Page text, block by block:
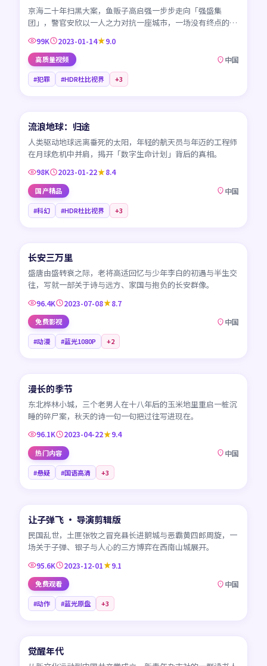
京海二十年扫黑大案，鱼贩子高启强一步步走向「强盛集
团」，警官安欣以一人之力对抗一座城市，一场没有终点的较
99K 2023-01-14 9.0
高质量视频 中国
#犯罪 #HDR杜比视界 +3
CN
流浪地球：归途
人类驱动地球远离垂死的太阳，年轻的航天员与年迈的工程师
在月球危机中并肩，揭开「数字生命计划」背后的真相。
98K 2023-01-22 8.4
国产精品 中国
#科幻 #HDR杜比视界 +3
CN
长安三万里
盛唐由盛转衰之际，老将高适回忆与少年李白的初遇与半生交
往，写就一部关于诗与远方、家国与抱负的长安群像。
96.4K 2023-07-08 8.7
免费影视 中国
#动漫 #蓝光1080P +2
CN
漫长的季节
东北桦林小城，三个老男人在十八年后的玉米地里重启一桩沉
睡的碎尸案，秋天的诗一句一句把过往写进现在。
96.1K 2023-04-22 9.4
热门内容 中国
#悬疑 #国语高清 +3
CN
让子弹飞 · 导演剪辑版
民国乱世，土匪张牧之冒充县长进鹅城与恶霸黄四郎周旋，一
场关于子弹、银子与人心的三方博弈在西南山城展开。
95.6K 2023-12-01 9.1
免费观看 中国
#动作 #蓝光原盘 +3
CN
觉醒年代